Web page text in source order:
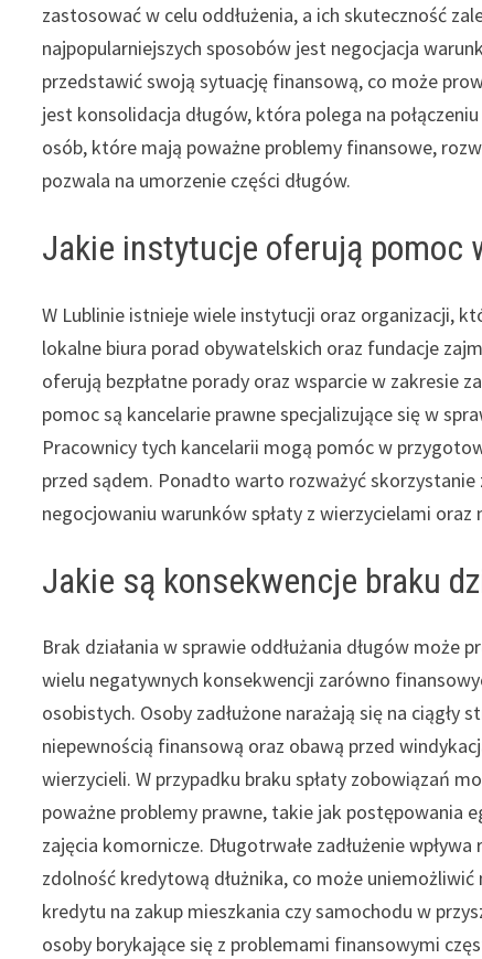
zastosować w celu oddłużenia, a ich skuteczność
najpopularniejszych sposobów jest negocjacja
przedstawić swoją sytuację finansową, co może
jest konsolidacja długów, która polega na
osób, które mają poważne problemy finansowe,
pozwala na umorzenie części długów.
Jakie instytucje oferują pomoc
W Lublinie istnieje wiele instytucji oraz organizacji,
lokalne biura porad obywatelskich oraz fundacje
oferują bezpłatne porady oraz wsparcie w zakresie
pomoc są kancelarie prawne specjalizujące się w
Pracownicy tych kancelarii mogą pomóc w
przed sądem. Ponadto warto rozważyć
negocjowaniu warunków spłaty z wierzycielami
Jakie są konsekwencje braku
Brak działania w sprawie oddłużania długów może
wielu negatywnych konsekwencji zarówno
osobistych. Osoby zadłużone narażają się na ciągły
niepewnością finansową oraz obawą przed
wierzycieli. W przypadku braku spłaty zobowiązań
poważne problemy prawne, takie jak postępowania
zajęcia komornicze. Długotrwałe zadłużenie wpływa
zdolność kredytową dłużnika, co może uniemożliwić
kredytu na zakup mieszkania czy samochodu w
osoby borykające się z problemami finansowymi